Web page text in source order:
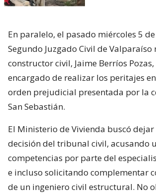
En paralelo, el pasado miércoles 5
Segundo Juzgado Civil de
constructor civil, Jaime Berríos
encargado de realizar los peritajes
orden prejudicial presentada por la
San Sebastián.
El Ministerio de Vivienda buscó dejar
decisión del tribunal civil, acusando
competencias por parte del
e incluso solicitando complementar
de un ingeniero civil estructural. No